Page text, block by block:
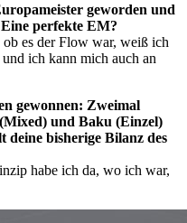
geworden und
perfekte EM?
es der Flow war, weiß ich
ich kann mich auch an
gewonnen: Zweimal
und Baku (Einzel)
deine bisherige Bilanz des
habe ich da, wo ich war,